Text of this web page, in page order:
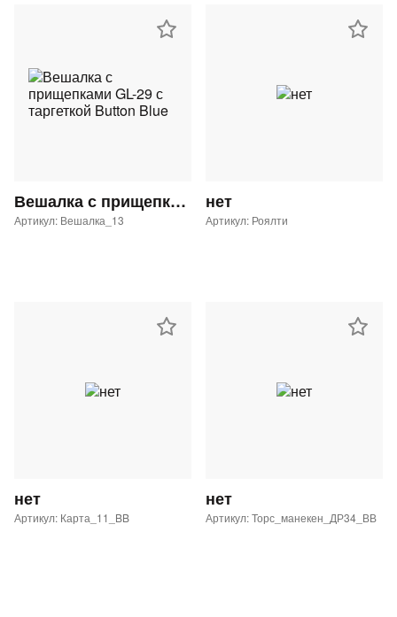
Вешалка с прищепками GL-29 с таргеткой Button Blue
Артикул: Вешалка_13
нет
Артикул: Роялти
нет
Артикул: Карта_11_BB
нет
Артикул: Торс_манекен_ДР34_ВВ